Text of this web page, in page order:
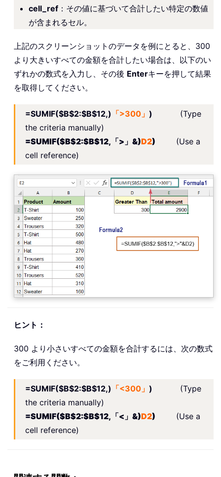
cell_ref ：その値に基づいて合計したい特定の数値
が含まれるセル。
上記のスクリーンショットのデータを例にとると、300
より大きいすべての金額を合計したい場合は、以下のい
ずれかの数式を入力し、その後 Enterキーを押して結果
を取得してください。
=SUMIF($B$2:$B$12,) 「>300」 ) (Type
the criteria manually)
=SUMIF($B$2:$B$12,「>」&)D2) (Use a
cell reference)
ヒント：
300 より小さいすべての金額を合計するには、次の数式
をご利用ください。
=SUMIF($B$2:$B$12,) 「<300」 ) (Type
the criteria manually)
=SUMIF($B$2:$B$12,「<」&)D2) (Use a
cell reference)